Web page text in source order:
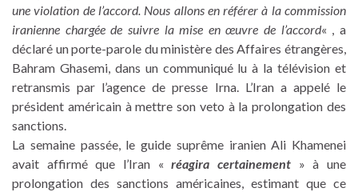
une violation de l’accord. Nous allons en référer à la commission
iranienne chargée de suivre la mise en œuvre de l’accord« , a
déclaré un porte-parole du ministère des Affaires étrangères,
Bahram Ghasemi, dans un communiqué lu à la télévision et
retransmis par l’agence de presse Irna. L’Iran a appelé le
président américain à mettre son veto à la prolongation des
sanctions.
La semaine passée, le guide suprême iranien Ali Khamenei
avait affirmé que l’Iran «réagira certainement » à une
prolongation des sanctions américaines, estimant que ce